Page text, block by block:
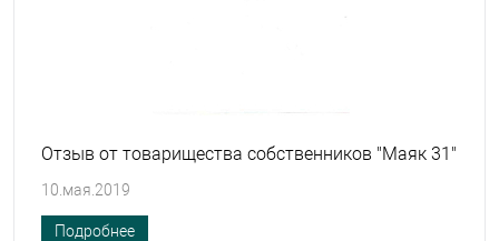
Отзыв от товарищества собственников "Маяк 31"
10.мая.2019
Подробнее